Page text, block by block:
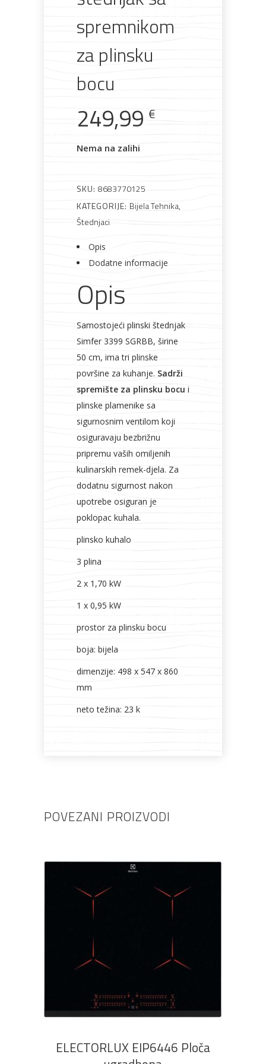
Metalna
galanterija
spremnikom
za plinsku
bocu
249,99 €
Nema na zalihi
SKU: 8683770125
KATEGORIJE: Bijela Tehnika,
Štednjaci
Opis
Dodatne informacije
Opis
Samostojeći plinski štednjak
Simfer 3399 SGRBB, širine
50 cm, ima tri plinske
površine za kuhanje. Sadrži
spremište za plinsku bocu i
plinske plamenike sa
sigurnosnim ventilom koji
osiguravaju bezbrižnu
pripremu vaših omiljenih
kulinarskih remek-djela. Za
dodatnu sigurnost nakon
upotrebe osiguran je
poklopac kuhala.
plinsko kuhalo
3 plina
2 x 1,70 kW
1 x 0,95 kW
prostor za plinsku bocu
boja: bijela
dimenzije: 498 x 547 x 860
mm
neto težina: 23 k
POVEZANI PROIZVODI
ELECTORLUX EIP6446 Ploča